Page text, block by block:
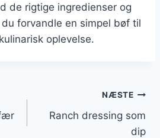
de rigtige ingredienser og
forvandle en simpel bøf til
oplevelse.
NÆSTE
Ranch dressing som
dip